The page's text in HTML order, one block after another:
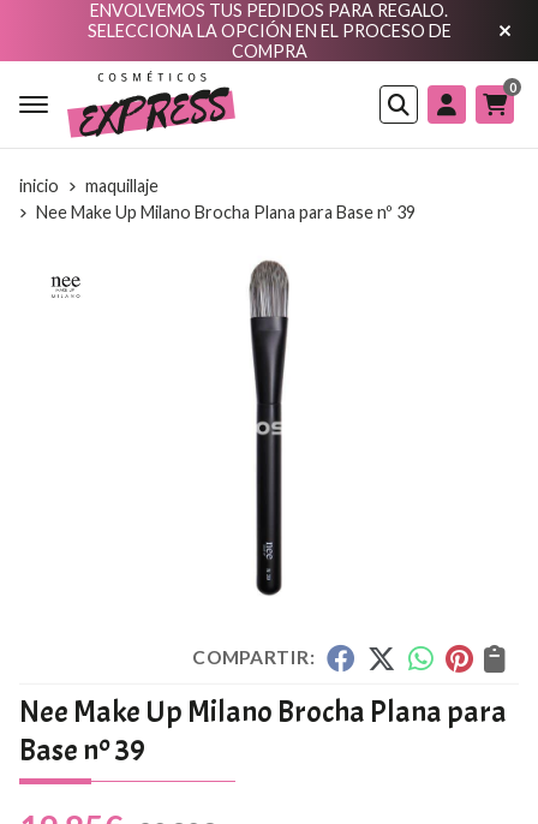
ENVOLVEMOS TUS PEDIDOS PARA REGALO.
SELECCIONA LA OPCIÓN EN EL PROCESO DE
COMPRA
Buscar
0
inicio
maquillaje
Nee Make Up Milano Brocha Plana para Base nº 39
COMPARTIR:
Nee Make Up Milano Brocha Plana para
Base nº 39